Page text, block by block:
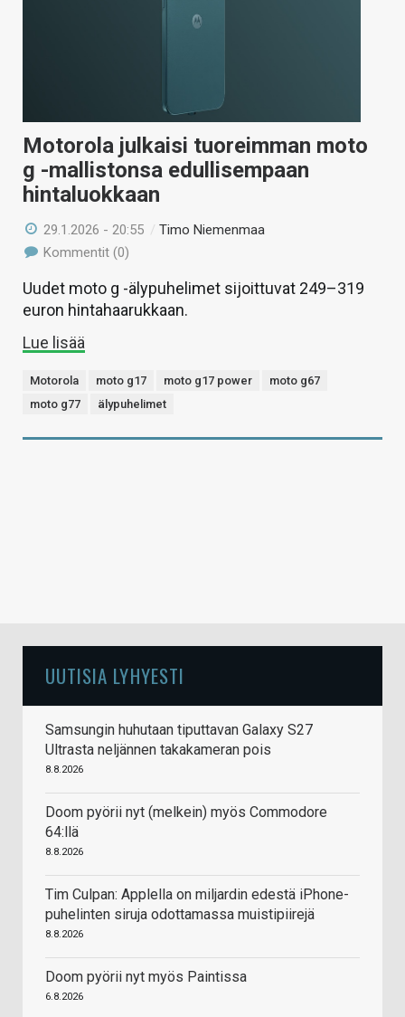
HAKU
Motorola julkaisi tuoreimman moto
g -mallistonsa edullisempaan
hintaluokkaan
29.1.2026 - 20:55 /Timo Niemenmaa
Kommentit (0)
Uudet moto g -älypuhelimet sijoittuvat 249–319
euron hintahaarukkaan.
Lue lisää
Motorola moto g17 moto g17 power
moto g67
moto g77
älypuhelimet
UUTISIA LYHYESTI
Samsungin huhutaan tiputtavan Galaxy S27
Ultrasta neljännen takakameran pois
8.8.2026
Doom pyörii nyt (melkein) myös Commodore
64:llä
8.8.2026
Tim Culpan: Applella on miljardin edestä iPhone-
puhelinten siruja odottamassa muistipiirejä
8.8.2026
Doom pyörii nyt myös Paintissa
6.8.2026